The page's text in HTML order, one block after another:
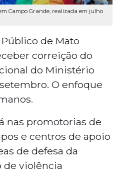
Campo Grande, realizada em julho
de Mato
correição do
do Ministério
O enfoque
nas promotorias de
e centros de apoio
de defesa da
violência